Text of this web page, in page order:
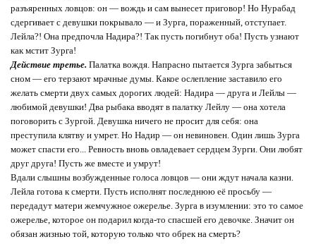
разъяренных ловцов: он — вождь и сам вынесет приговор! Но Нурабад
сдергивает с девушки покрывало — и Зурга, пораженный, отступает.
Лейла?! Она предпочла Надира?! Так пусть погибнут оба! Пусть узнают
как мстит Зурга!
Действие третье. Палатка вождя. Напрасно пытается Зурга забыться
сном — его терзают мрачные думы. Какое ослепление заставило его
желать смерти двух самых дорогих людей: Надира — друга и Лейлы —
любимой девушки! Два рыбака вводят в палатку Лейлу — она хотела
поговорить с Зургой. Девушка ничего не просит для себя: она
преступила клятву и умрет. Но Надир — он невиновен. Один лишь Зурга
может спасти его... Ревность вновь овладевает сердцем Зурги. Они любят
друг друга! Пусть же вместе и умрут!
Вдали слышны возбужденные голоса ловцов — они ждут начала казни.
Лейла готова к смерти. Пусть исполнят последнюю её просьбу —
передадут матери жемчужное ожерелье. Зурга в изумлении: это то самое
ожерелье, которое он подарил когда-то спасшей его девочке. Значит он
обязан жизнью той, которую только что обрек на смерть?